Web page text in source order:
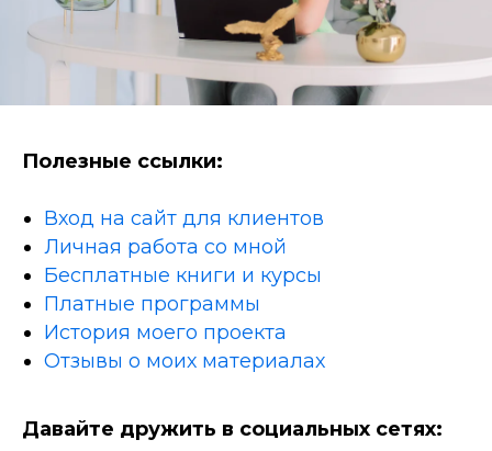
Полезные ссылки:
Вход на сайт для клиентов
Личная работа со мной
Бесплатные книги и курсы
Платные программы
История моего проекта
Отзывы о моих материалах
Давайте дружить в социальных сетях: